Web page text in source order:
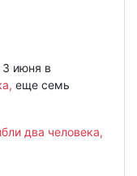
июня в
еще семь
два человека,